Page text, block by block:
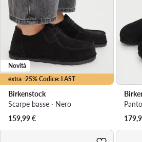
extra -25% Codice: LAST
Novità
Birkenstock
Scarpe basse · Nero
159,99€